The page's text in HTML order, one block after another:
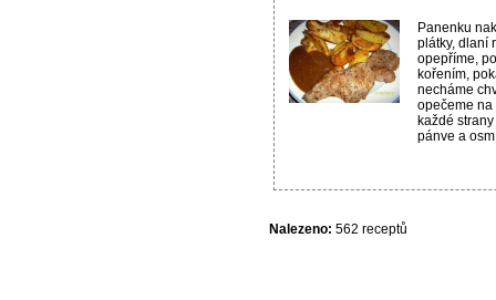
Panenku
plátky, dlaní
opepříme,
kořením,
necháme
opečeme na
každé
pánve a
Nalezeno: 562 receptů